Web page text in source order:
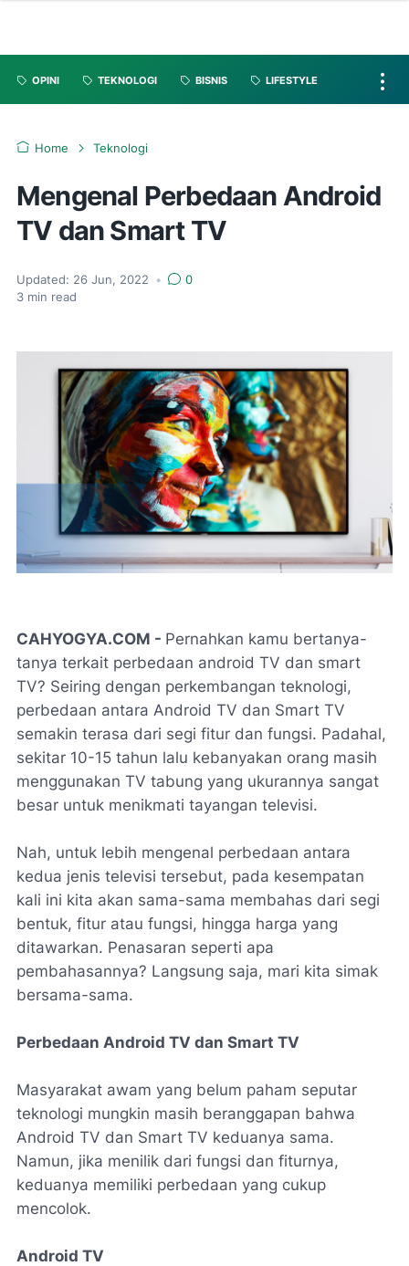
OPINI TEKNOLOGI BISNIS LIFESTYLE
Home Teknologi
Mengenal Perbedaan Android
TV dan Smart TV
Updated: 26 Jun, 2022 •
0
3 min read
CAHYOGYA.COM - Pernahkan kamu bertanya-
tanya terkait perbedaan android TV dan smart
TV? Seiring dengan perkembangan teknologi,
perbedaan antara Android TV dan Smart TV
semakin terasa dari segi fitur dan fungsi. Padahal,
sekitar 10-15 tahun lalu kebanyakan orang masih
menggunakan TV tabung yang ukurannya sangat
besar untuk menikmati tayangan televisi.
Nah, untuk lebih mengenal perbedaan antara
kedua jenis televisi tersebut, pada kesempatan
kali ini kita akan sama-sama membahas dari segi
bentuk, fitur atau fungsi, hingga harga yang
ditawarkan. Penasaran seperti apa
pembahasannya? Langsung saja, mari kita simak
bersama-sama.
Perbedaan Android TV dan Smart TV
Masyarakat awam yang belum paham seputar
teknologi mungkin masih beranggapan bahwa
Android TV dan Smart TV keduanya sama.
Namun, jika menilik dari fungsi dan fiturnya,
keduanya memiliki perbedaan yang cukup
mencolok.
Android TV